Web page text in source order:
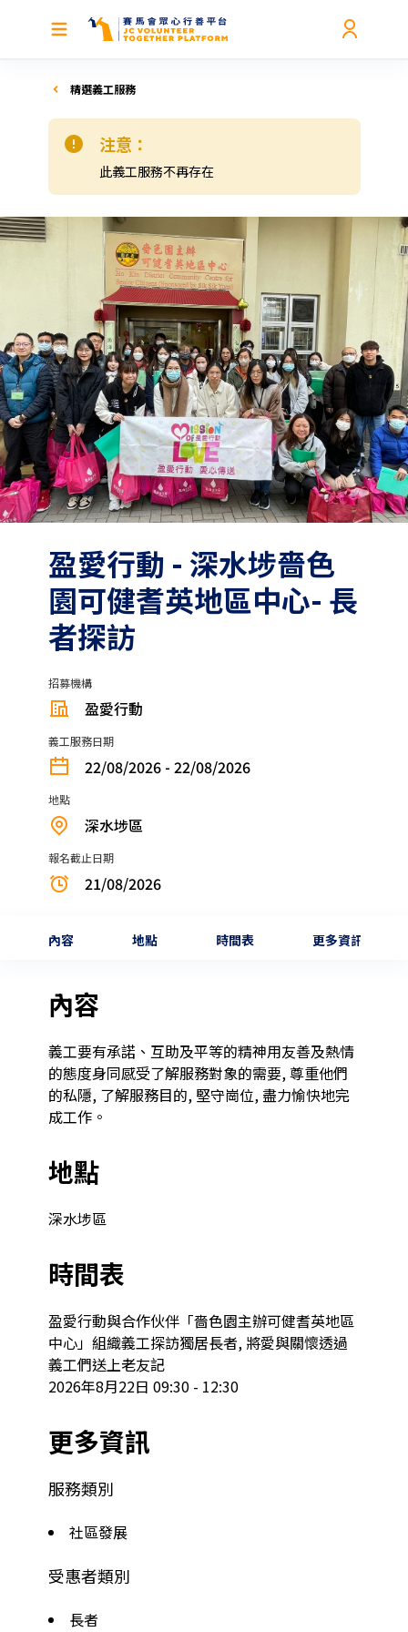
精選義工服務
注意：
此義工服務不再存在
盈愛行動 - 深水埗嗇色
園可健耆英地區中心- 長
者探訪
招募機構
盈愛行動
義工服務日期
22/08/2026 - 22/08/2026
地點
深水埗區
報名截止日期
21/08/2026
內容 地點 時間表 更多資訊
內容
義工要有承諾、互助及平等的精神用友善及熱情
的態度身同感受了解服務對象的需要, 尊重他們
的私隱, 了解服務目的, 堅守崗位, 盡力愉快地完
成工作。
地點
深水埗區
時間表
盈愛行動與合作伙伴「嗇色園主辦可健耆英地區
中心」組織義工探訪獨居長者, 將愛與關懷透過
義工們送上老友記
2026年8月22日 09:30 - 12:30
更多資訊
服務類別
社區發展
受惠者類別
長者